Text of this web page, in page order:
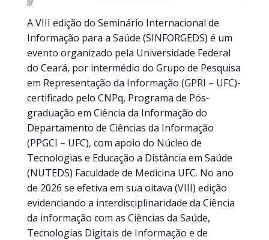
A VIII edição do Seminário Internacional de
Informação para a Saúde (SINFORGEDS) é um
evento organizado pela Universidade Federal
do Ceará, por intermédio do Grupo de Pesquisa
em Representação da Informação (GPRI – UFC)-
certificado pelo CNPq, Programa de Pós-
graduação em Ciência da Informação do
Departamento de Ciências da Informação
(PPGCI – UFC), com apoio do Núcleo de
Tecnologias e Educação a Distância em Saúde
(NUTEDS) Faculdade de Medicina UFC. No ano
de 2026 se efetiva em sua oitava (VIII) edição
evidenciando a interdisciplinaridade da Ciência
da informação com as Ciências da Saúde,
Tecnologias Digitais de Informação e de